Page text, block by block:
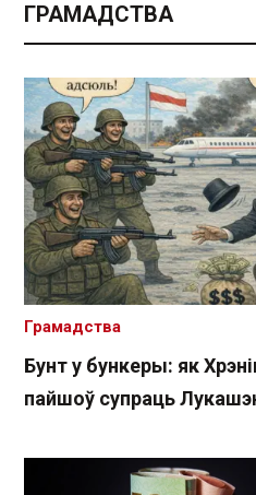
ГРАМАДСТВА
Бунт у бункеры: як
пайшоў супраць
Грамадства